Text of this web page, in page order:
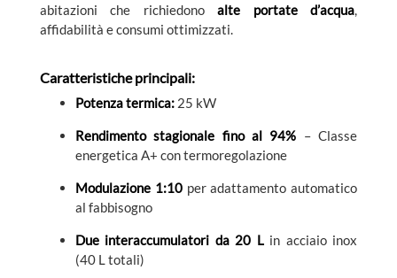
abitazioni che richiedonoalte portate d’acqua,
affidabilità e consumi ottimizzati.
Caratteristiche principali:
Potenza termica: 25 kW
Rendimento stagionale fino al 94% – Classe
energetica A+ con termoregolazione
Modulazione 1:10per adattamento automatico
al fabbisogno
Due interaccumulatori da 20 Lin acciaio inox
(40 L totali)